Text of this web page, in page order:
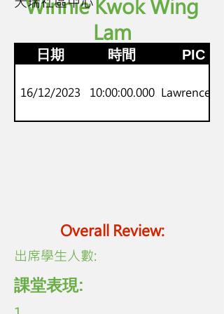
Winnie Kwok Wing
Lam
日期 時間 PIC
16/12/2023 10:00:00.000 Lawrence Lo
Overall Review:
​出席學生人數:
課堂表現: